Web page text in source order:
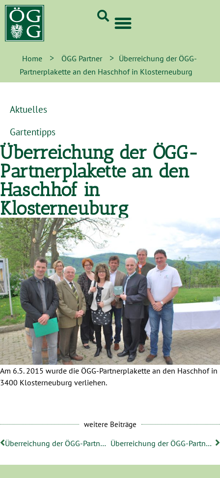
Home > ÖGG Partner > Überreichung der ÖGG-
Partnerplakette an den Haschhof in Klosterneuburg
Aktuelles
Gartentipps
Überreichung der ÖGG-
Partnerplakette an den
Haschhof in
Klosterneuburg
Am 6.5. 2015 wurde die ÖGG-Partnerplakette an den Haschhof in
3400 Klosterneuburg verliehen.
weitere Beiträge
Überreichung der ÖGG-Partnerplakette an die Kittenberger Erlebnisgärten Überreichung der ÖGG-Partnerplakette an die Sukkulenten-Sammlung Zürich